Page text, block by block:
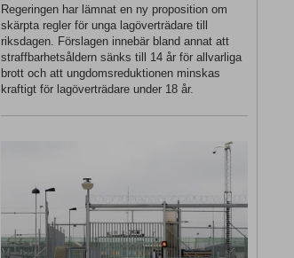
Regeringen har lämnat en ny proposition om
skärpta regler för unga lagöverträdare till
riksdagen. Förslagen innebär bland annat att
straffbarhetsåldern sänks till 14 år för allvarliga
brott och att ungdomsreduktionen minskas
kraftigt för lagöverträdare under 18 år.